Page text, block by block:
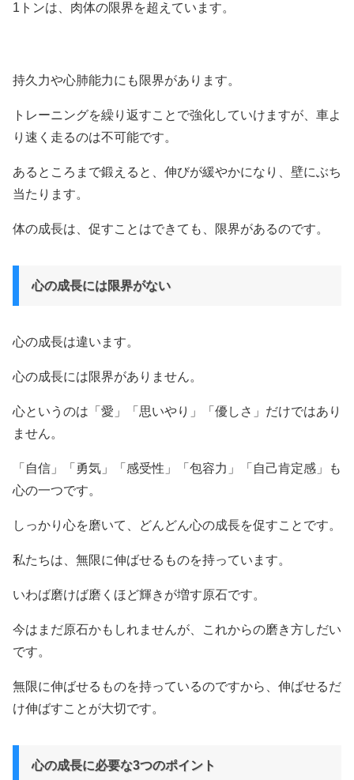
1トンは、肉体の限界を超えています。
持久力や心肺能力にも限界があります。
トレーニングを繰り返すことで強化していけますが、車よ
り速く走るのは不可能です。
あるところまで鍛えると、伸びが緩やかになり、壁にぶち
当たります。
体の成長は、促すことはできても、限界があるのです。
心の成長には限界がない
心の成長は違います。
心の成長には限界がありません。
心というのは「愛」「思いやり」「優しさ」だけではあり
ません。
「自信」「勇気」「感受性」「包容力」「自己肯定感」も
心の一つです。
しっかり心を磨いて、どんどん心の成長を促すことです。
私たちは、無限に伸ばせるものを持っています。
いわば磨けば磨くほど輝きが増す原石です。
今はまだ原石かもしれませんが、これからの磨き方しだい
です。
無限に伸ばせるものを持っているのですから、伸ばせるだ
け伸ばすことが大切です。
心の成長に必要な3つのポイント